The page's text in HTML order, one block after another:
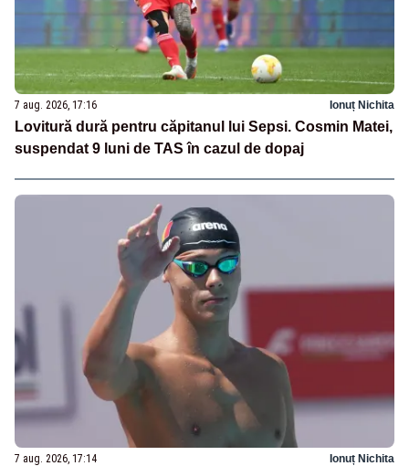
7 aug. 2026, 17:16 Ionuț Nichita
Lovitură dură pentru căpitanul lui Sepsi. Cosmin Matei,
suspendat 9 luni de TAS în cazul de dopaj
7 aug. 2026, 17:14 Ionuț Nichita